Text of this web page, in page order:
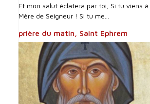
Et mon salut éclatera par toi, Si tu viens
Mère de Seigneur ! Si tu me...
prière du matin, Saint Ephrem